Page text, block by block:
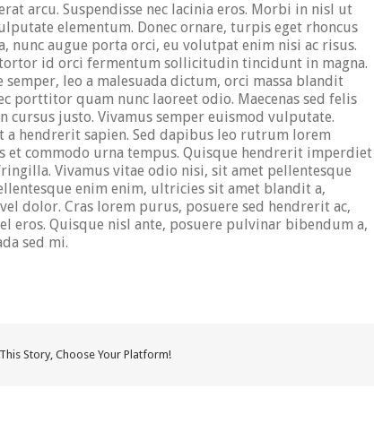
arcu. Suspendisse nec lacinia eros. Morbi in nisl ut
elementum. Donec ornare, turpis eget rhoncus
nunc augue porta orci, eu volutpat enim nisi ac risus.
id orci fermentum sollicitudin tincidunt in magna.
semper, leo a malesuada dictum, orci massa blandit
porttitor quam nunc laoreet odio. Maecenas sed felis
cursus justo. Vivamus semper euismod vulputate.
a hendrerit sapien. Sed dapibus leo rutrum lorem
et commodo urna tempus. Quisque hendrerit imperdiet
Vivamus vitae odio nisi, sit amet pellentesque
enim enim, ultricies sit amet blandit a,
dolor. Cras lorem purus, posuere sed hendrerit ac,
eros. Quisque nisl ante, posuere pulvinar bibendum a,
sed mi.
Story, Choose Your Platform!